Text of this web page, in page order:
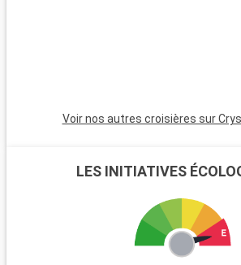
Voir nos autres croisières sur
LES INITIATIVES